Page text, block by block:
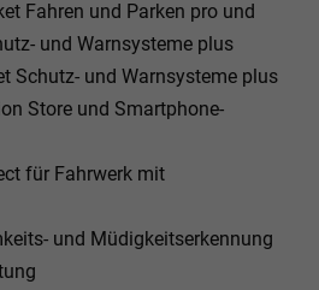
Fahren und Parken pro und
und Warnsysteme plus
Schutz- und Warnsysteme plus
Store und Smartphone-
für Fahrwerk mit
und Müdigkeitserkennung